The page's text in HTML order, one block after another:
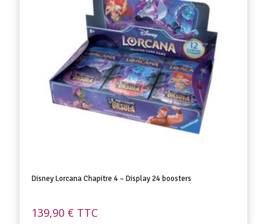
Disney Lorcana Chapitre 4 – Display 24 boosters
139,90 € TTC